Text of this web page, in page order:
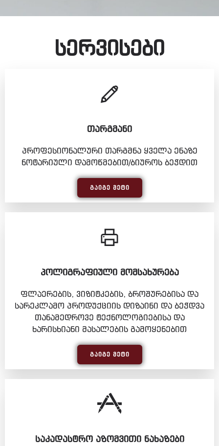
სერვისები
ᲗᲐᲠᲒᲛᲐᲜᲘ
პროფესიონალური თარგმნა ყველა ენაზე
ნოტარიული დამოწმებით/ბიუროს ბეჭდით
ᲒᲐᲘᲒᲔ ᲛᲔᲢᲘ
ᲞᲝᲚᲘᲒᲠᲐᲤᲘᲣᲚᲘ ᲛᲝᲛᲡᲐᲮᲣᲠᲔᲑᲐ
ფლაერების, ვიზიტკების, ბროშურებისა და
სარეკლამო პროდუქციის დიზაინი და ბეჭდვა
თანამედროვე ტექნოლოგიებისა და
ხარისხიანი მასალების გამოყენებით
ᲒᲐᲘᲒᲔ ᲛᲔᲢᲘ
ᲡᲐᲙᲐᲓᲐᲡᲢᲠᲝ ᲐᲖᲝᲛᲕᲘᲗᲘ ᲜᲐᲮᲐᲖᲔᲑᲘ